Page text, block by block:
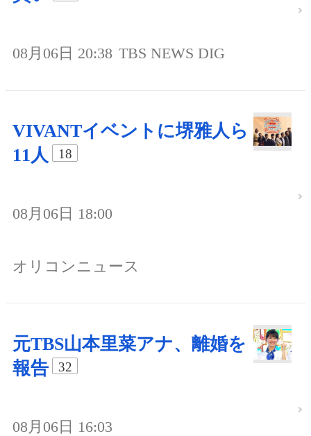
08月06日 20:38 TBS NEWS DIG
VIVANTイベントに堺雅人ら
11人
18
08月06日 18:00
オリコンニュース
元TBS山本里菜アナ、離婚を
報告
32
08月06日 16:03